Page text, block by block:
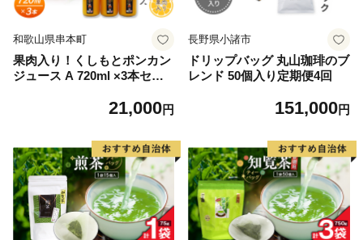
和歌山県串本町
果肉入り！くしもとポンカン
ジュース A 720ml ×3本セッ
無添加ストレートジュース ド
定 和歌山【sse202B】
21,000円
長野県小諸市
ドリップバッグ 丸山珈琲のブ
レンド 50個入り定期便4回
151,000円